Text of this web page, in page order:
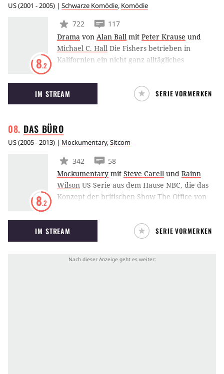
US(2001 - 2005) | Schwarze Komödie, Komödie
8.2
722
117
Drama von Alan Ball mit Peter Krause und
Michael C. Hall Die Fishers betrieben in
Kalifornien ein nicht ganz alltägliches
Beerdigungsinstitut. Nachdem
Familienoberhaupt Nathaniel Fisher auf dem
Weg zum Flughafen, wo er seinen Sohn Nate
Leben kam, gerät das nach außen hin heile
Familienbild kräftig aus dem Lot.
IM STREAM SERIE VORMERKEN
DAS BÜRO
US(2005 - 2013) | Mockumentary,Sitcom
8.2
342
58
Mockumentary mit Steve Carell und Rainn
Wilson US-Serie aus dem Hause NBC, die das
Konzept der britischen Show The Office von
Carell spielt Michael Scott, den Regional
Manager von Dunder Mifflin in Scranton,
Pennsylvania, einem Hersteller von Papier
IM STREAM SERIE VORMERKEN